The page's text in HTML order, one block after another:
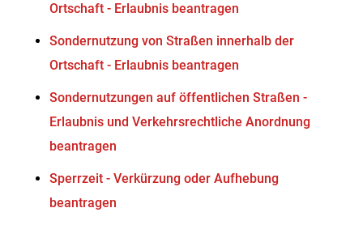
Ortschaft - Erlaubnis beantragen
Sondernutzung von Straßen innerhalb der
Ortschaft - Erlaubnis beantragen
Sondernutzungen auf öffentlichen Straßen -
Erlaubnis und Verkehrsrechtliche Anordnung
beantragen
Sperrzeit - Verkürzung oder Aufhebung
beantragen